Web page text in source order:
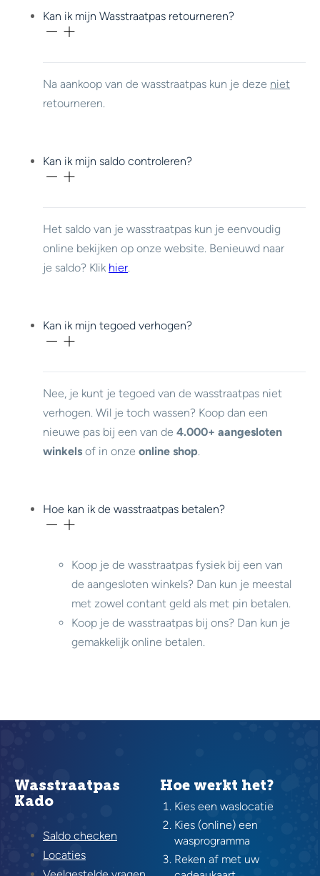
Kan ik mijn Wasstraatpas retourneren?
Na aankoop van de wasstraatpas kun je deze niet
retourneren.
Kan ik mijn saldo controleren?
Het saldo van je wasstraatpas kun je eenvoudig
online bekijken op onze website. Benieuwd naar
je saldo? Klik hier.
Kan ik mijn tegoed verhogen?
Nee, je kunt je tegoed van de wasstraatpas niet
verhogen. Wil je toch wassen? Koop dan een
nieuwe pas bij een van de 4.000+ aangesloten
winkels of in onze online shop.
Hoe kan ik de wasstraatpas betalen?
Koop je de wasstraatpas fysiek bij een van
de aangesloten winkels? Dan kun je meestal
met zowel contant geld als met pin betalen.
Koop je de wasstraatpas bij ons? Dan kun je
gemakkelijk online betalen.
Wasstraatpas
Kado
Saldo checken
Locaties
Hoe werkt het?
Kies een waslocatie
Kies (online) een
wasprogramma
Reken af met uw